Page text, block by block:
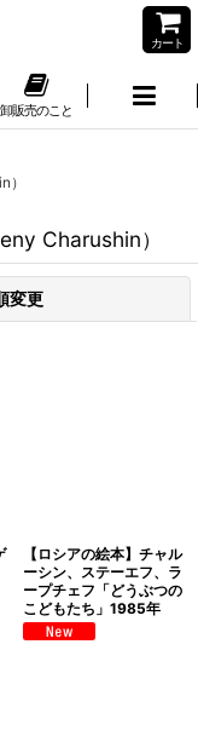
カート
卸販売のこと
Charushin）
変更
【ロシアの絵本】チャル
ーシン、ステーエフ、ラ
ープチェフ「どうぶつの
こどもたち」1985年